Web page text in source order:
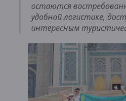
остаются
удобной логистике,
интересным